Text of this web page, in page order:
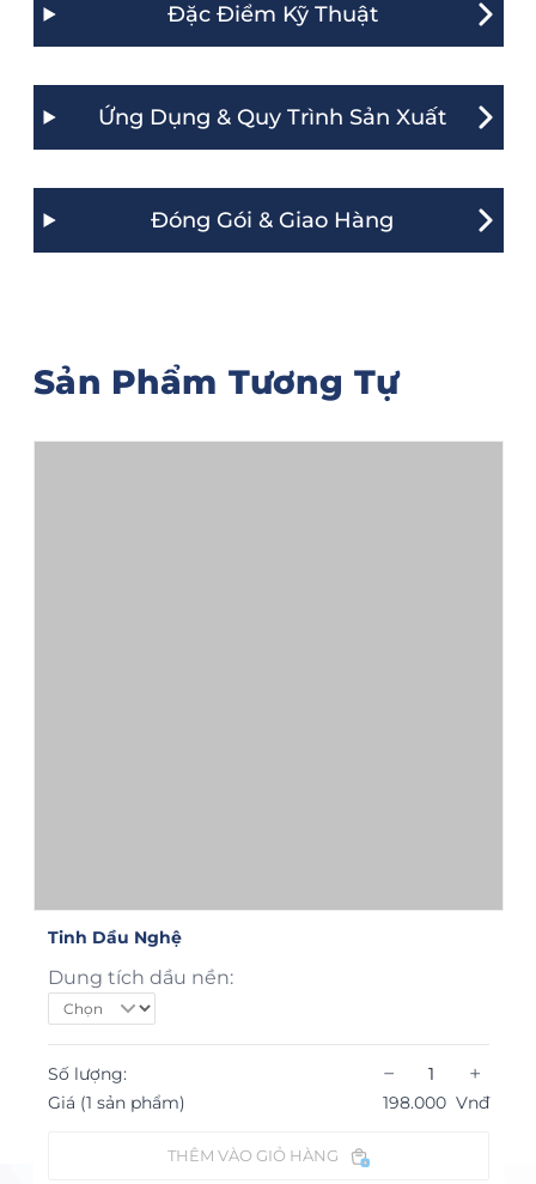
Đặc Điểm Kỹ Thuật
Ứng Dụng & Quy Trình Sản Xuất
Đóng Gói & Giao Hàng
Sản Phẩm Tương Tự
Tinh Dầu Nghệ
Dung tích dầu nền:
Số lượng: − +
Giá (1 sản phẩm) 198.000 Vnđ
THÊM VÀO GIỎ HÀNG